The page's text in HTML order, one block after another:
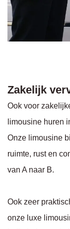
Zakelijk
Ook voor
limousine huren
Onze limousine
ruimte, rust en
van A naar B.
Ook zeer
onze luxe